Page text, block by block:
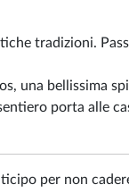
tradizioni.
una bellissima
porta alle
per non